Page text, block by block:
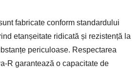
fabricate conform standardului
etanșeitate ridicată și rezistență la
periculoase. Respectarea
R garantează o capacitate de